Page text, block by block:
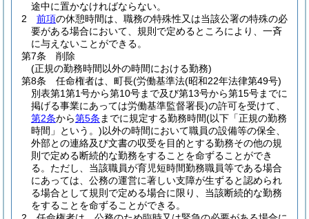
途中に置かなければならない。
2
前項の休憩時間は、職務の特殊性又は当該公署の特殊の必
要がある場合において、規則で定めるところにより、一斉
に与えないことができる。
第7条
削除
(正規の勤務時間以外の時間における勤務)
第8条
任命権者は、町長(労働基準法(昭和22年法律第49号)
別表第1第1号から第10号まで及び第13号から第15号までに
掲げる事業にあっては労働基準監督署長)の許可を受けて、
第2条から第5条 までに規定する勤務時間(以下「正規の勤務
時間」という。)以外の時間において職員の設備等の保全、
外部との連絡及び文書の収受を目的とする勤務その他の規
則で定める断続的な勤務をすることを命ずることができ
る。 ただし、当該職員が育児短時間勤務職員等である場合
にあっては、公務の運営に著しい支障が生ずると認められ
る場合として規則で定める場合に限り、当該断続的な勤務
をすることを命ずることができる。